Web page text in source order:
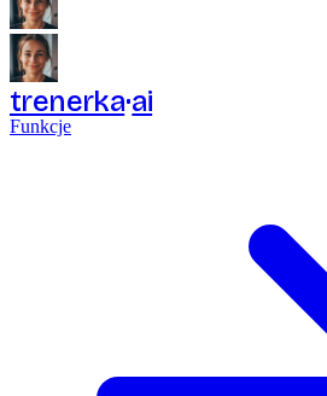
trenerka ai
Funkcje